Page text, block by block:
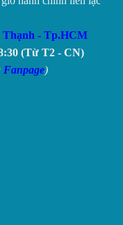
Thạnh - Tp.HCM
(Từ T2 - CN)
Fanpage)